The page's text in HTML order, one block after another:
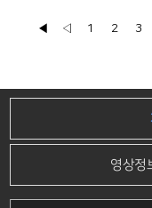
◀ ◁ 1 2 3
영상정